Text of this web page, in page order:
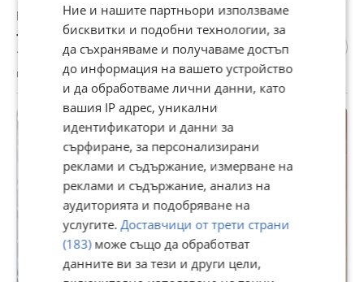
Продавам нова стойка за телефон
7,67 €
15 лв
гр. Силистра, Център, вчера, 06:14
Ние и нашите партньори използваме
бисквитки и подобни технологии, за
да съхраняваме и получаваме достъп
до информация на вашето устройство
и да обработваме лични данни, като
вашия IP адрес, уникални
идентификатори и данни за
сърфиране, за персонализирани
реклами и съдържание, измерване на
реклами и съдържание, анализ на
аудиторията и подобряване на
услугите.Доставчици от трети страни
(183)може също да обработват
данните ви за тези и други цели,